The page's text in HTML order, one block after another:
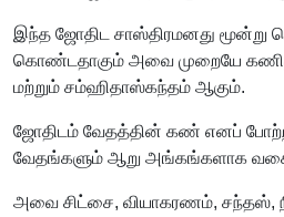
இந்த ஜோதிட சாஸ்திரமனது மூன்று
கொண்டதாகும் அவை முறையே
மற்றும் சம்ஹிதாஸ்கந்தம் ஆகும்.
ஜோதிடம் வேதத்தின் கண் எனப்
வேதங்களும் ஆறு அங்கங்களாக
அவை சிட்சை, வியாகரணம், சந்தஸ்,